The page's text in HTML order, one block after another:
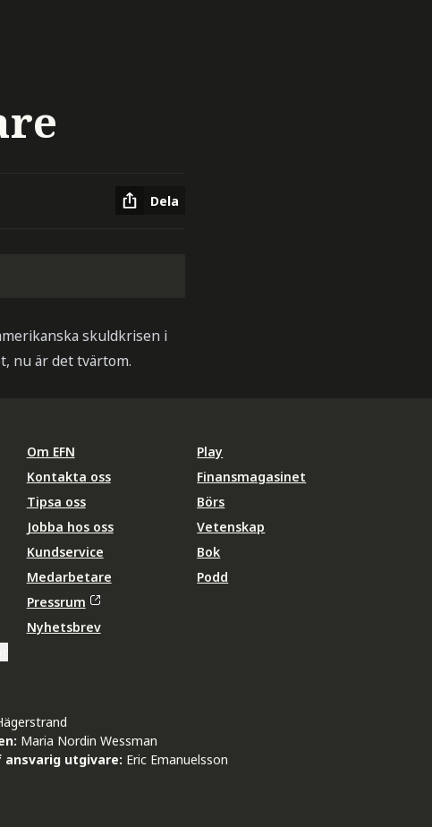
Dela
skuldkrisen i
nu är det tvärtom.
Om EFN
Kontakta oss
Tipsa oss
Jobba hos oss
Kundservice
Medarbetare
Pressrum
Nyhetsbrev
Play
Finansmagasinet
Börs
Vetenskap
Bok
Podd
Maria Nordin Wessman
utgivare: Eric Emanuelsson